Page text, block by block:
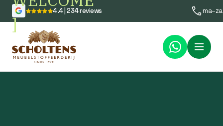
]
4.4 | 234 reviews
Menu